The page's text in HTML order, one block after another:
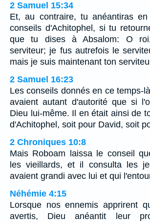
2 Samuel 15:34
Et, au contraire, tu anéantiras
conseils d'Achitophel, si tu
que tu dises à Absalom: O
serviteur; je fus autrefois le
mais je suis maintenant ton
2 Samuel 16:23
Les conseils donnés en ce temps-
avaient autant d'autorité que si
Dieu lui-même. Il en était ainsi de
d'Achitophel, soit pour David, soit
2 Chroniques 10:8
Mais Roboam laissa le conseil
les vieillards, et il consulta les
avaient grandi avec lui et qui
Néhémie 4:15
Lorsque nos ennemis apprirent
avertis, Dieu anéantit leur